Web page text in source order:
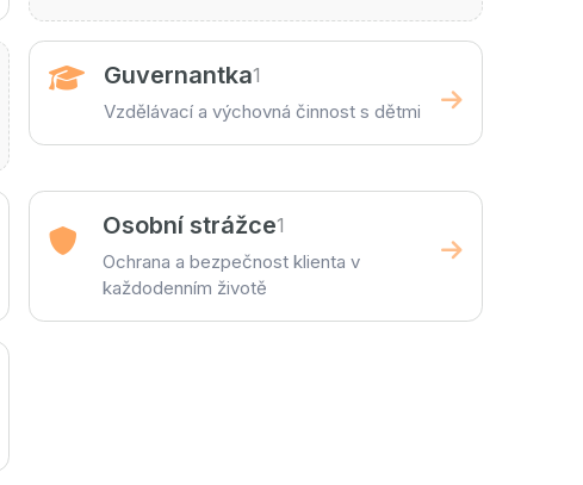
Guvernantka1
Vzdělávací a výchovná činnost s dětmi
Osobní strážce1
Ochrana a bezpečnost klienta v
každodenním životě